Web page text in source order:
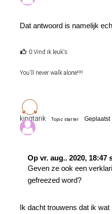
Dat antwoord is namelijk
0 Vind ik leuk's
You'll never walk alone!!!!
kingtarik Topic starter Geplaatst
Op vr. aug.. 2020, 18:47
Geven ze ook een
gefreezed word?
Ik dacht trouwens dat ik